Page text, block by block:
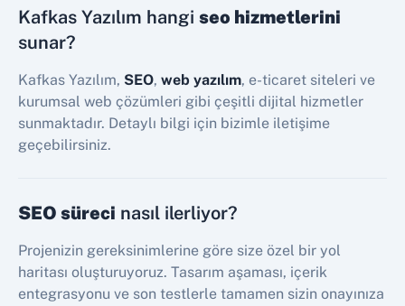
Kafkas Yazılım hangi seo hizmetlerini
sunar?
Kafkas Yazılım, SEO, web yazılım, e-ticaret siteleri ve
kurumsal web çözümleri gibi çeşitli dijital hizmetler
sunmaktadır. Detaylı bilgi için bizimle iletişime
geçebilirsiniz.
SEO süreci nasıl ilerliyor?
Projenizin gereksinimlerine göre size özel bir yol
haritası oluşturuyoruz. Tasarım aşaması, içerik
entegrasyonu ve son testlerle tamamen sizin onayınıza